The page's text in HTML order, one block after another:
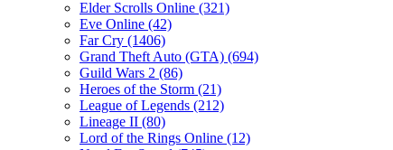
Elder Scrolls Online (321)
Eve Online (42)
Far Cry (1406)
Grand Theft Auto (GTA) (694)
Guild Wars 2 (86)
Heroes of the Storm (21)
League of Legends (212)
Lineage II (80)
Lord of the Rings Online (12)